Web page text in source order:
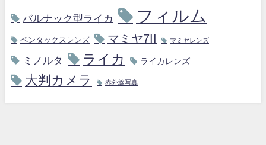
バルナック型ライカ フィルム
ペンタックスレンズ マミヤ7II マミヤレンズ
ミノルタ ライカ ライカレンズ
大判カメラ 赤外線写真